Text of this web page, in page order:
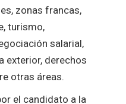
zonas francas,
turismo,
salarial,
exterior, derechos
otras áreas.
el candidato a la